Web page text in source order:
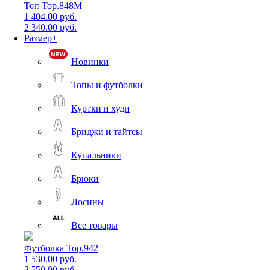
Топ Top.848M
1 404.00 руб.
2 340.00 руб.
Размер+
Новинки
Топы и футболки
Куртки и худи
Бриджи и тайтсы
Купальники
Брюки
Лосины
Все товары
Футболка Top.942
1 530.00 руб.